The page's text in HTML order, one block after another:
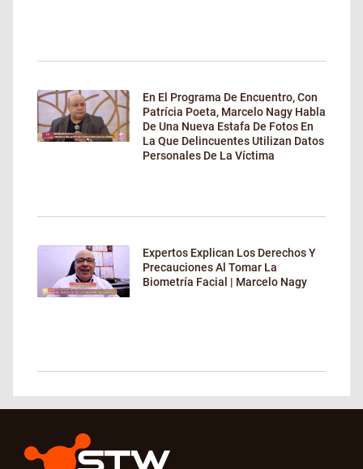
En El Programa De Encuentro, Con
Patrícia Poeta, Marcelo Nagy Habla
De Una Nueva Estafa De Fotos En
La Que Delincuentes Utilizan Datos
Personales De La Víctima
Expertos Explican Los Derechos Y
Precauciones Al Tomar La
Biometría Facial | Marcelo Nagy